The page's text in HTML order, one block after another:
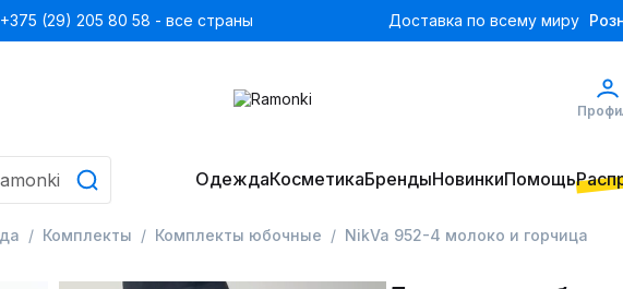
+375 (29) 205 80 58 - все страны Доставка по всему миру
ОдеждаКосметикаБрендыНовинкиПомощь
Комплекты Комплекты юбочные NikVa 952-4 молоко и горчица